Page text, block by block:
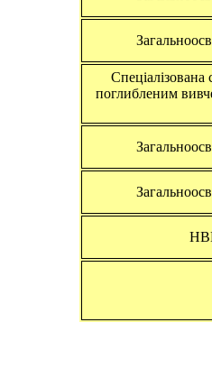
Спеціалізована
поглибленим